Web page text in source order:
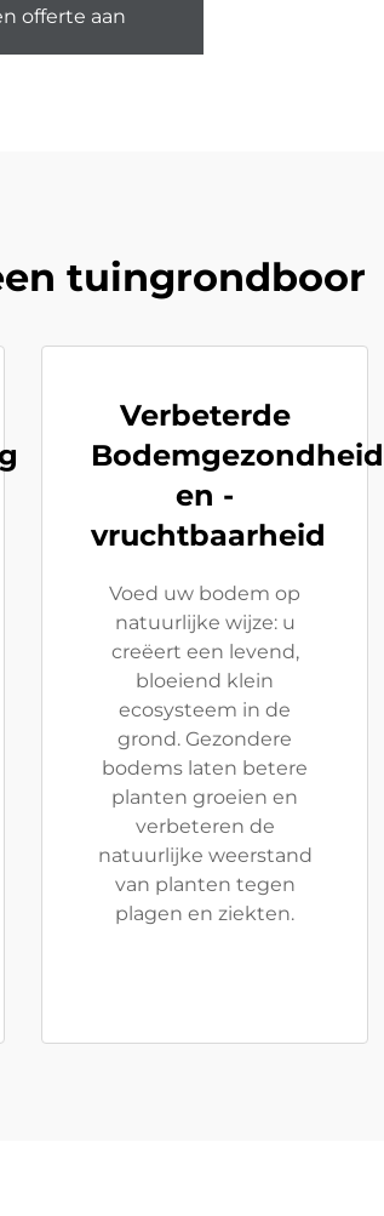
offerte aan
tuingrondboor
Verbeterde
Bodemgezondheid
en -
vruchtbaarheid
Voed uw bodem op
natuurlijke wijze: u
creëert een levend,
bloeiend klein
ecosysteem in de
grond. Gezondere
bodems laten betere
planten groeien en
verbeteren de
natuurlijke weerstand
van planten tegen
plagen en ziekten.